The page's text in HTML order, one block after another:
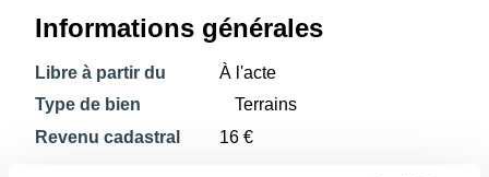
Informations générales
Libre à partir du
À l'acte
Type de bien
Terrains
Revenu cadastral
16 €